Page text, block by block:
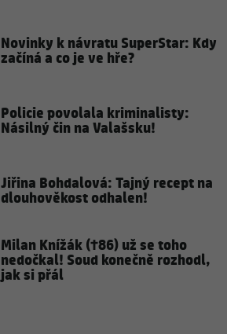
Novinky k návratu SuperStar: Kdy
začíná a co je ve hře?
Policie povolala kriminalisty:
Násilný čin na Valašsku!
Jiřina Bohdalová: Tajný recept na
dlouhověkost odhalen!
Milan Knížák (†86) už se toho
nedočkal! Soud konečně rozhodl,
jak si přál